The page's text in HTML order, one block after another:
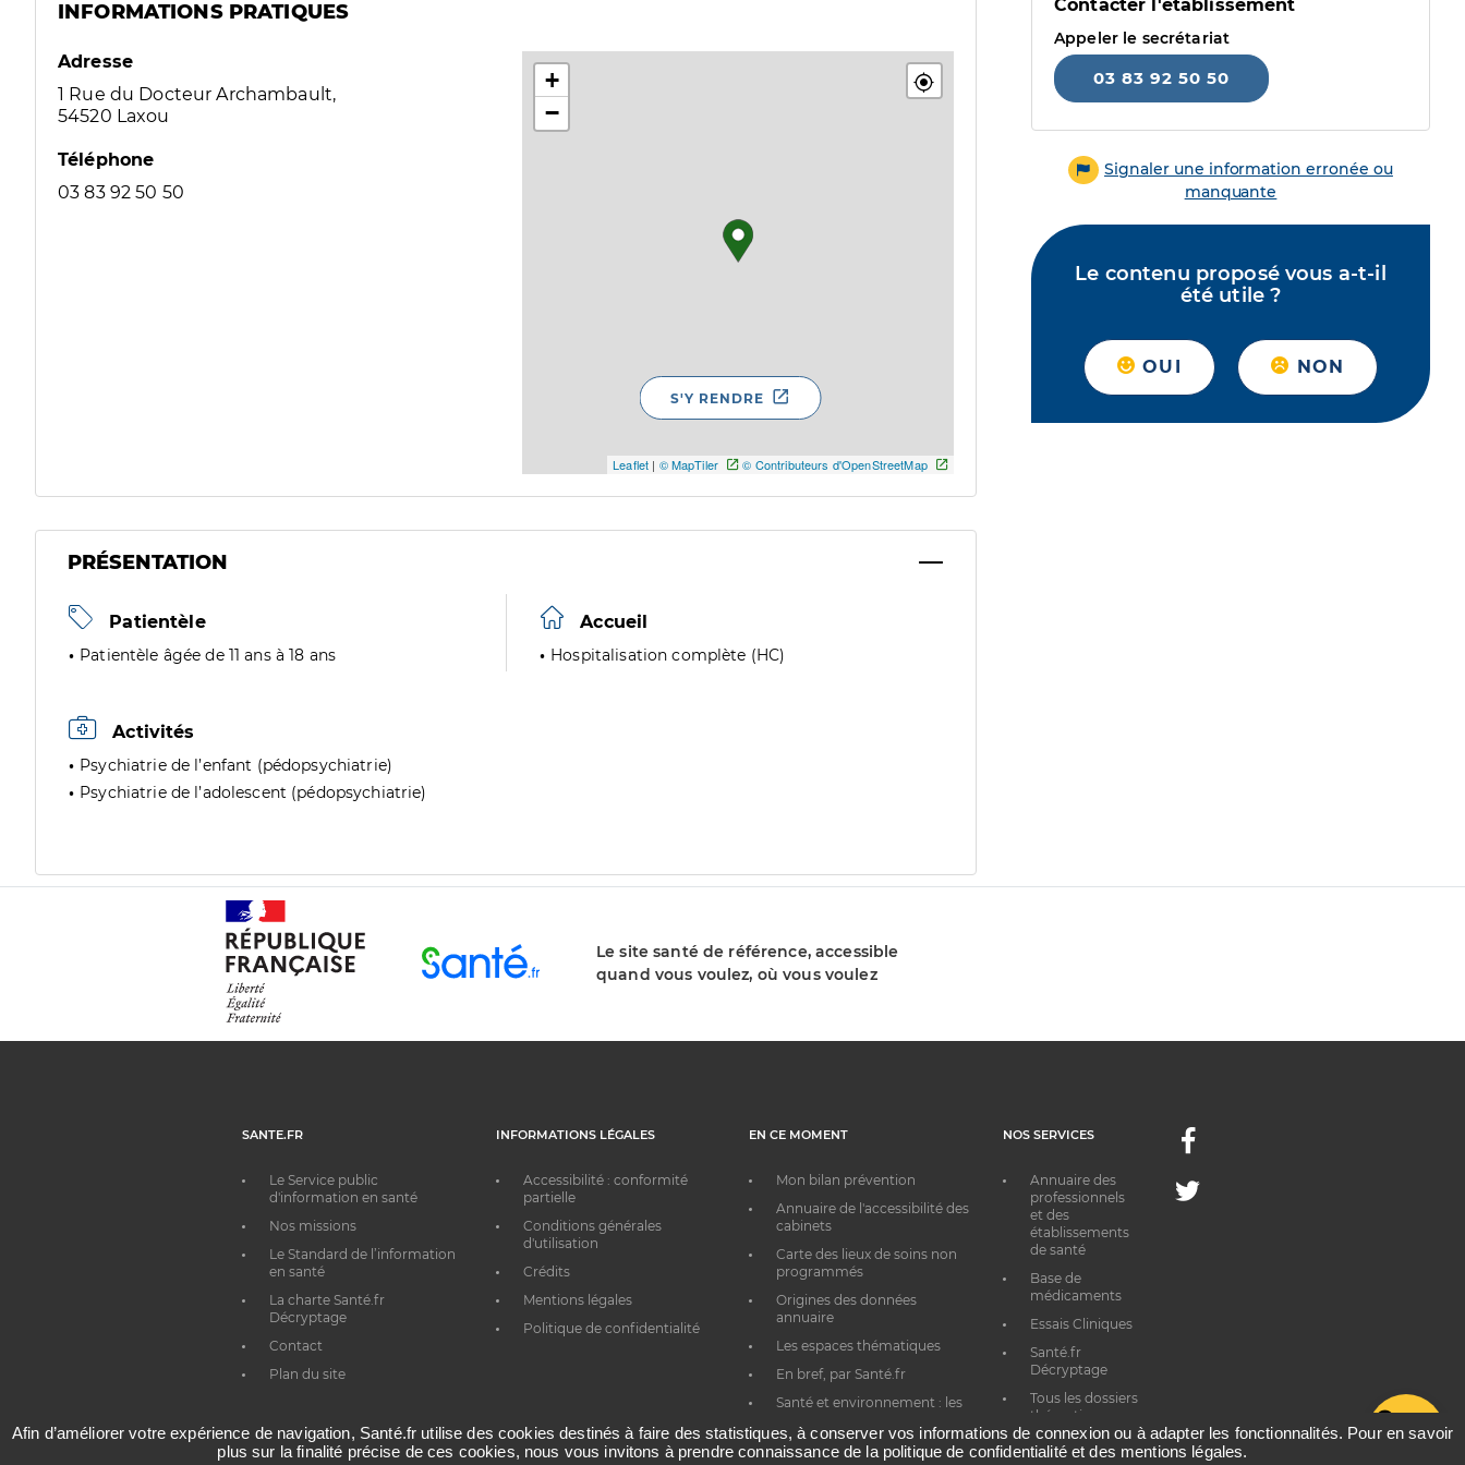
INFORMATIONS PRATIQUES
Adresse
1 Rue du Docteur Archambault,
54520 Laxou
Téléphone
03 83 92 50 50
+
−
Leaflet | © MapTiler © Contributeurs d'OpenStreetMap
S'Y RENDRE
PRÉSENTATION
Patientèle
Patientèle âgée de 11 ans à 18 ans
Accueil
Hospitalisation complète (HC)
Activités
Psychiatrie de l’enfant (pédopsychiatrie)
Psychiatrie de l’adolescent (pédopsychiatrie)
Contacter l'établissement
Appeler le secrétariat
03 83 92 50 50
Signaler une information erronée ou
manquante
Le contenu proposé vous a-t-il
été utile ?
OUI NON
Le site santé de référence, accessible
quand vous voulez, où vous voulez
SANTE.FR
Le Service public
d'information en santé
Nos missions
Le Standard de l’information
en santé
La charte Santé.fr
Décryptage
Contact
Plan du site
INFORMATIONS LÉGALES
Accessibilité : conformité
partielle
Conditions générales
d'utilisation
Crédits
Mentions légales
Politique de confidentialité
EN CE MOMENT
Mon bilan prévention
Annuaire de l'accessibilité des
cabinets
Carte des lieux de soins non
programmés
Origines des données
annuaire
Les espaces thématiques
En bref, par Santé.fr
Santé et environnement : les
NOS SERVICES
Annuaire des
professionnels
et des
établissements
de santé
Base de
médicaments
Essais Cliniques
Santé.fr
Décryptage
Tous les dossiers
thématiques
Facebook
Twitter
Afin d’améliorer votre expérience de navigation, Santé.fr utilise des cookies destinés à faire des statistiques, à conserver vos informations de connexion ou à adapter les fonctionnalités. Pour en savoir
plus sur la finalité précise de ces cookies, nous vous invitons à prendre connaissance de la politique de confidentialité et des mentions légales.